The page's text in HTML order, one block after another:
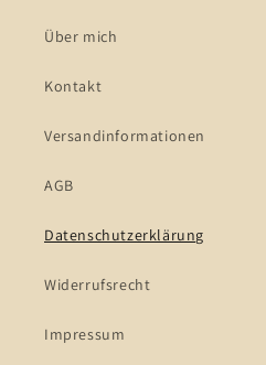
Über mich
Kontakt
Versandinformationen
AGB
Datenschutzerklärung
Widerrufsrecht
Impressum